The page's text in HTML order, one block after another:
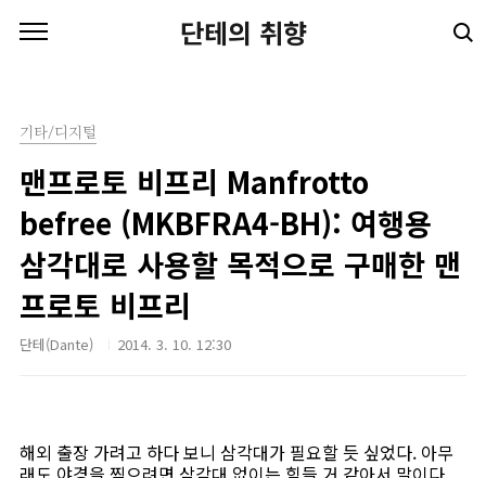
단테의 취향
기타/디지털
맨프로토 비프리 Manfrotto
befree (MKBFRA4-BH): 여행용
삼각대로 사용할 목적으로 구매한 맨
프로토 비프리
단테(Dante) 2014. 3. 10. 12:30
해외 출장 가려고 하다 보니 삼각대가 필요할 듯 싶었다. 아무